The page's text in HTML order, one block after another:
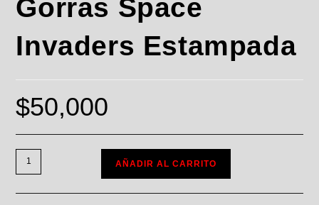
Gorras Space
Invaders Estampada
$50,000
AÑADIR AL CARRITO